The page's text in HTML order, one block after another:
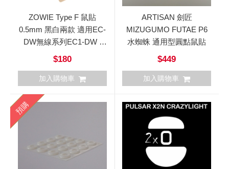
ZOWIE Type F 鼠貼
0.5mm 黑白兩款 適用EC-
DW無線系列EC1-DW /
EC2-DW / EC3-DW
$180
加入購物車
ARTISAN 劍匠
MIZUGUMO FUTAE P6
水蜘蛛 通用型圓點鼠貼
$449
加入購物車
預購